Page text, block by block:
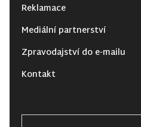
Reklamace
Mediální partnerství
Zpravodajství do e-mailu
Kontakt